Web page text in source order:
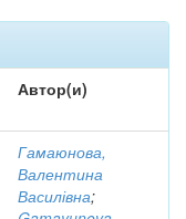
Автор(и)
Гамаюнова,
Валентина
Василівна;